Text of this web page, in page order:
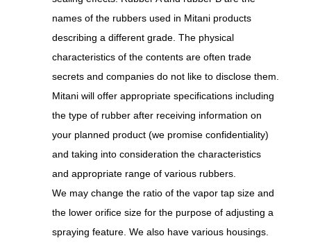
names of the rubbers used in Mitani products
describing a different grade. The physical
characteristics of the contents are often trade
secrets and companies do not like to disclose them.
Mitani will offer appropriate specifications including
the type of rubber after receiving information on
your planned product (we promise confidentiality)
and taking into consideration the characteristics
and appropriate range of various rubbers.
We may change the ratio of the vapor tap size and
the lower orifice size for the purpose of adjusting a
spraying feature. We also have various housings.